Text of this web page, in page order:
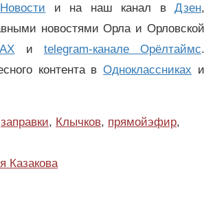
и на наш канал вДзен,
новостями Орла и Орловской
и telegram-канале Орёлтаймс.
контента вОдноклассниках и
заправки, Клычков, прямойэфир,
Казакова